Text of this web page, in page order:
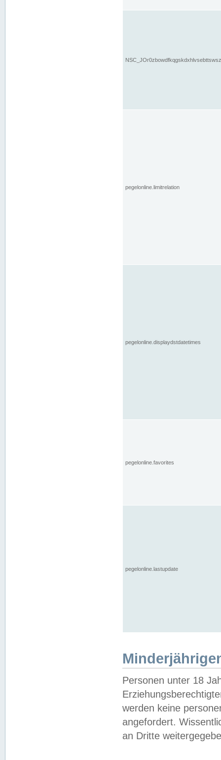
pegelonline.limitrelation
pegelonline.displaydstdatetimes
pegelonline.favorites
pegelonline.lastupdate
Personen unter 18
werden keine
angefordert.
an Dritte